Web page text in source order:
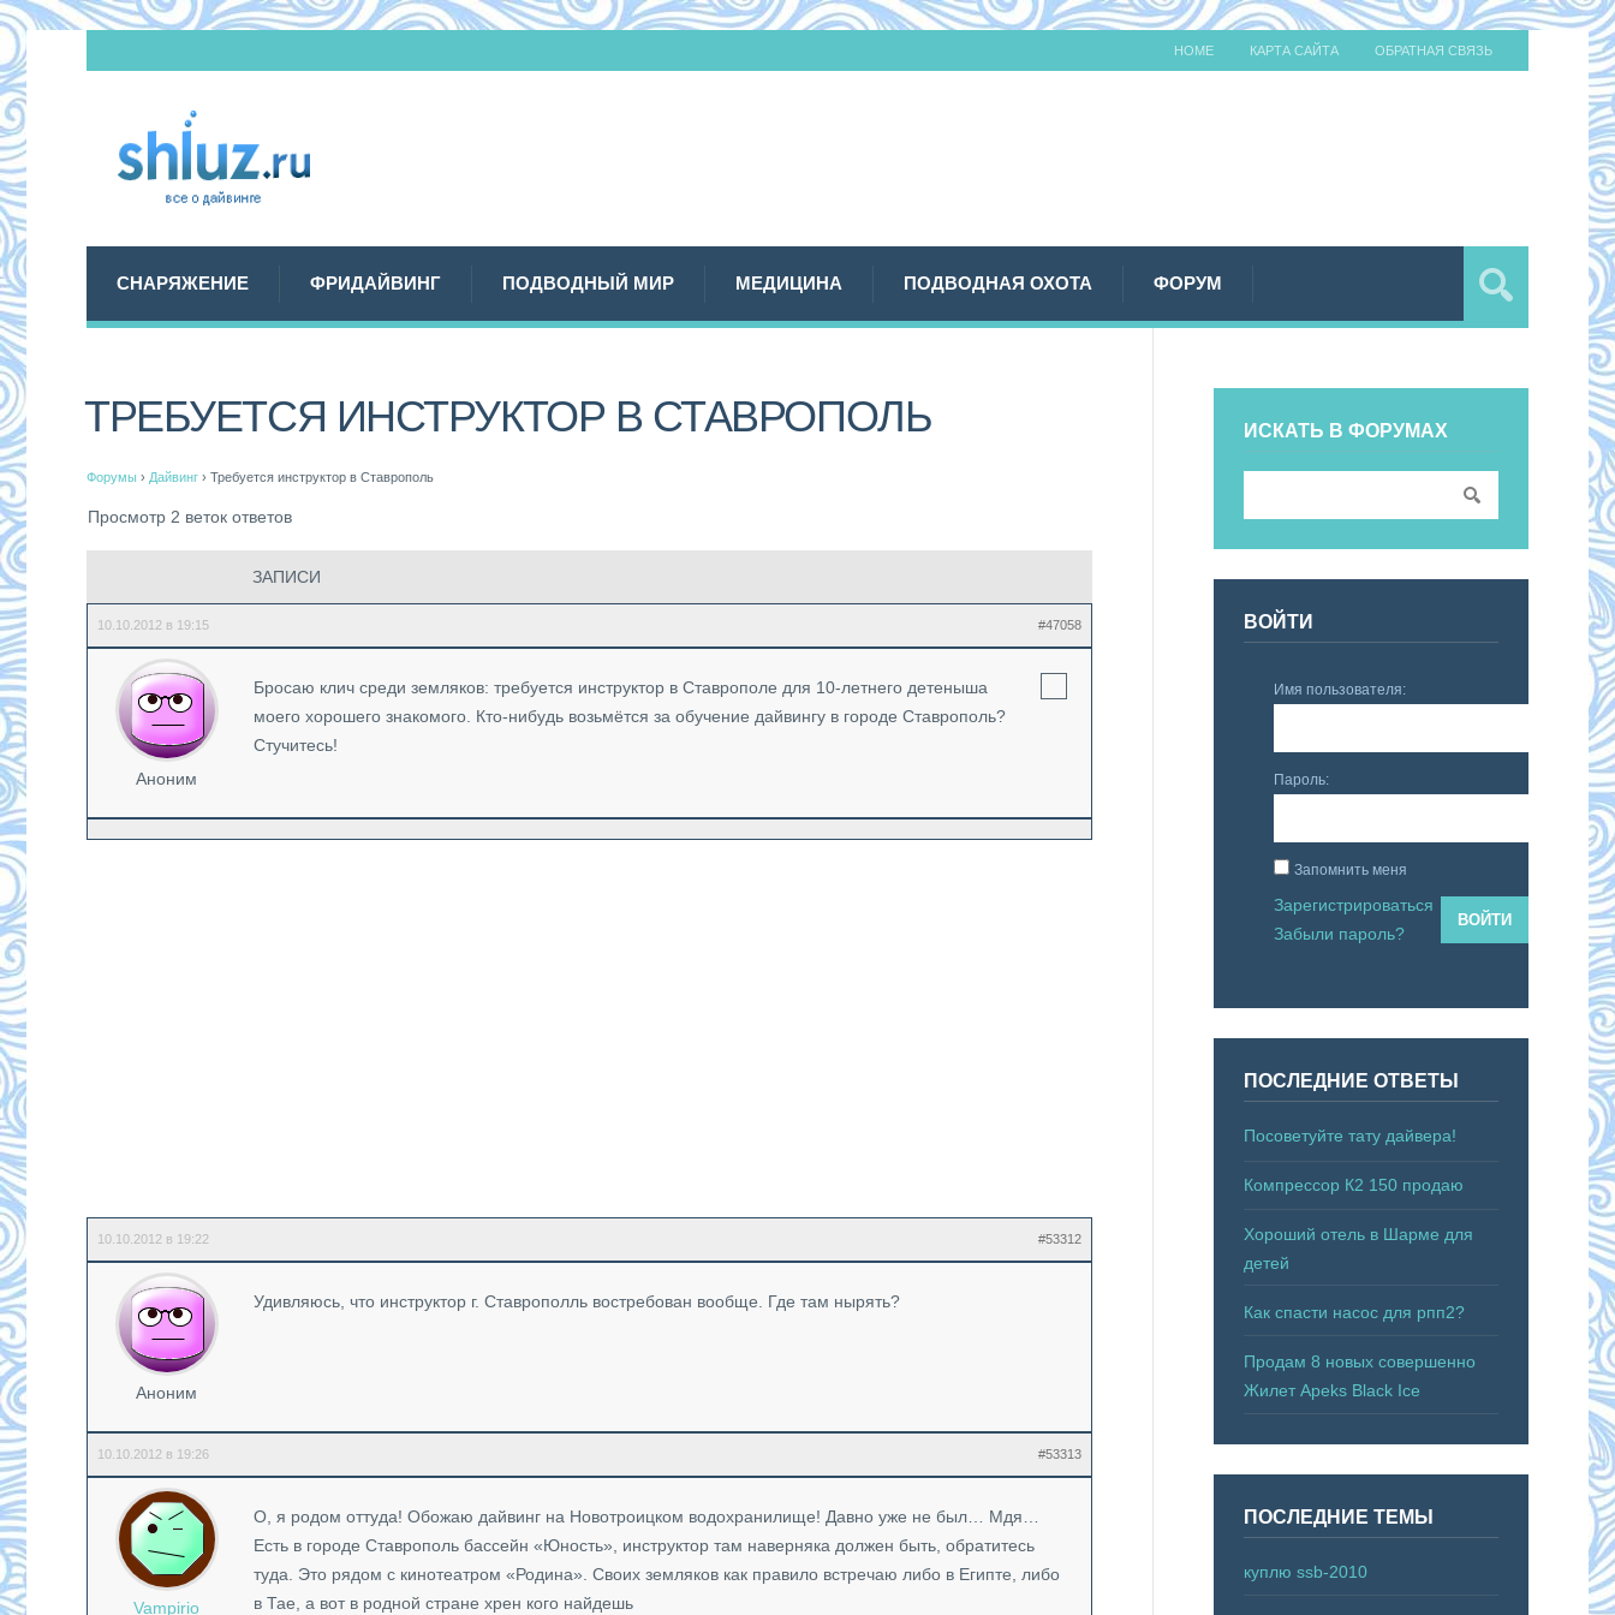
HOME КАРТА САЙТА ОБРАТНАЯ СВЯЗЬ
СНАРЯЖЕНИЕ ФРИДАЙВИНГ ПОДВОДНЫЙ МИР МЕДИЦИНА ПОДВОДНАЯ ОХОТА ФОРУМ
ТРЕБУЕТСЯ ИНСТРУКТОР В СТАВРОПОЛЬ
Форумы › Дайвинг › Требуется инструктор в Ставрополь
Просмотр 2 веток ответов
ЗАПИСИ
10.10.2012 в 19:15 #47058
Аноним
Бросаю клич среди земляков: требуется инструктор в Ставрополе для 10-летнего детеныша
моего хорошего знакомого. Кто-нибудь возьмётся за обучение дайвингу в городе Ставрополь?
Стучитесь!
10.10.2012 в 19:22 #53312
Аноним
Удивляюсь, что инструктор г. Ставрополль востребован вообще. Где там нырять?
10.10.2012 в 19:26 #53313
Vampirio
О, я родом оттуда! Обожаю дайвинг на Новотроицком водохранилище! Давно уже не был… Мдя…
Есть в городе Ставрополь бассейн «Юность», инструктор там наверняка должен быть, обратитесь
туда. Это рядом с кинотеатром «Родина». Своих земляков как правило встречаю либо в Египте, либо
в Тае, а вот в родной стране хрен кого найдешь
ИСКАТЬ В ФОРУМАХ
ВОЙТИ
Имя пользователя:
Пароль:
Запомнить меня
ВОЙТИ
Зарегистрироваться
Забыли пароль?
ПОСЛЕДНИЕ ОТВЕТЫ
Посоветуйте тату дайвера!
Компрессор К2 150 продаю
Хороший отель в Шарме для
детей
Как спасти насос для рпп2?
Продам 8 новых совершенно
Жилет Apeks Black Ice
ПОСЛЕДНИЕ ТЕМЫ
куплю ssb-2010